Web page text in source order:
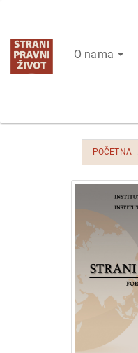
Glavni
sadržaj
Bočna
O nama
POČETNA